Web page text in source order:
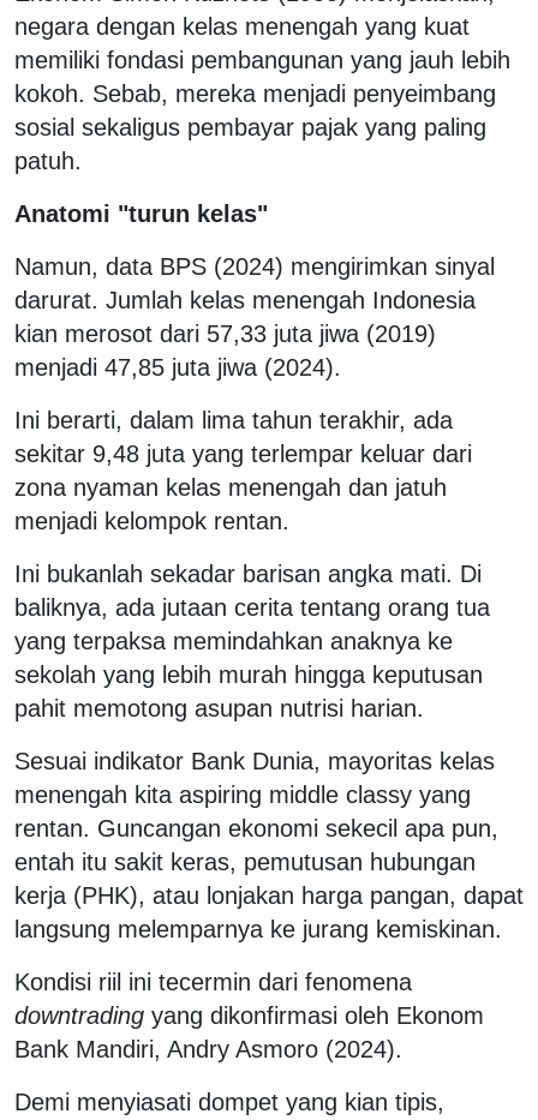
negara dengan kelas menengah yang kuat
memiliki fondasi pembangunan yang jauh lebih
kokoh. Sebab, mereka menjadi penyeimbang
sosial sekaligus pembayar pajak yang paling
patuh.
Anatomi "turun kelas"
Namun, data BPS (2024) mengirimkan sinyal
darurat. Jumlah kelas menengah Indonesia
kian merosot dari 57,33 juta jiwa (2019)
menjadi 47,85 juta jiwa (2024).
Ini berarti, dalam lima tahun terakhir, ada
sekitar 9,48 juta yang terlempar keluar dari
zona nyaman kelas menengah dan jatuh
menjadi kelompok rentan.
Ini bukanlah sekadar barisan angka mati. Di
baliknya, ada jutaan cerita tentang orang tua
yang terpaksa memindahkan anaknya ke
sekolah yang lebih murah hingga keputusan
pahit memotong asupan nutrisi harian.
Sesuai indikator Bank Dunia, mayoritas kelas
menengah kita aspiring middle classy yang
rentan. Guncangan ekonomi sekecil apa pun,
entah itu sakit keras, pemutusan hubungan
kerja (PHK), atau lonjakan harga pangan, dapat
langsung melemparnya ke jurang kemiskinan.
Kondisi riil ini tecermin dari fenomena
downtrading yang dikonfirmasi oleh Ekonom
Bank Mandiri, Andry Asmoro (2024).
Demi menyiasati dompet yang kian tipis,